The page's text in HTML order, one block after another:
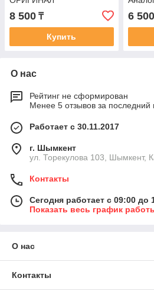
8 500 ₸
Купить
6 500
О нас
Рейтинг не сформирован
Менее 5 отзывов за последний
Работает с 30.11.2017
г. Шымкент
ул. Торекулова 103, Шымкент,
Контакты
Сегодня работает с 09:00 до
Показать весь график
О нас
Контакты